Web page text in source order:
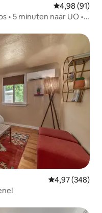
Gemiddelde
4,98 (91)
• 5 minuten naar UO •
Gemiddelde
4,97 (348)